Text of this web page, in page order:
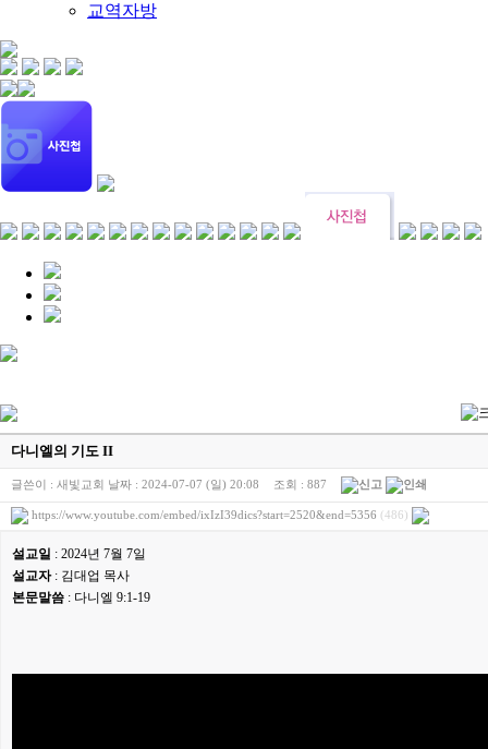
교역자방
다니엘의 기도 II
글쓴이 : 새빛교회 날짜 : 2024-07-07 (일) 20:08 조회 : 887
https://www.youtube.com/embed/ixIzI39dics?start=2520&end=5356 (486)
설교일 : 2024년 7월 7일
설교자: 김대업 목사
본문말씀 : 다니엘 9:1-19